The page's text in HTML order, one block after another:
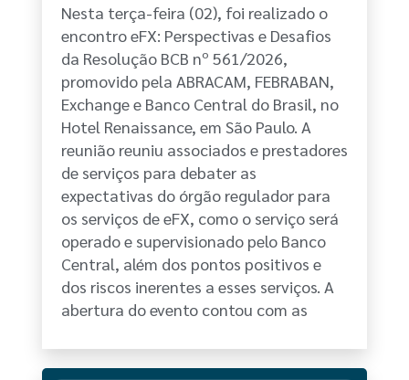
Nesta terça-feira (02), foi realizado o
encontro eFX: Perspectivas e Desafios
da Resolução BCB nº 561/2026,
promovido pela ABRACAM, FEBRABAN,
Exchange e Banco Central do Brasil, no
Hotel Renaissance, em São Paulo. A
reunião reuniu associados e prestadores
de serviços para debater as
expectativas do órgão regulador para
os serviços de eFX, como o serviço será
operado e supervisionado pelo Banco
Central, além dos pontos positivos e
dos riscos inerentes a esses serviços. A
abertura do evento contou com as